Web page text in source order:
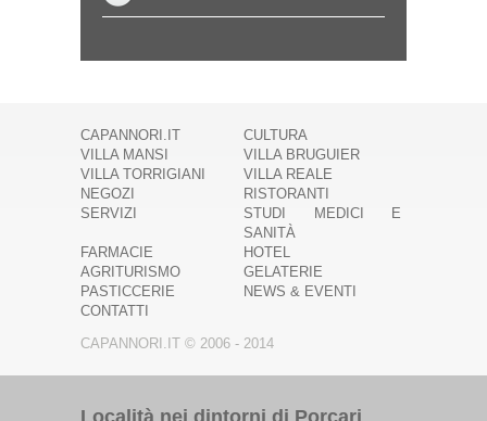
CAPANNORI.IT
CULTURA
VILLA MANSI
VILLA BRUGUIER
VILLA TORRIGIANI
VILLA REALE
NEGOZI
RISTORANTI
SERVIZI
STUDI MEDICI E
SANITÀ
FARMACIE
HOTEL
AGRITURISMO
GELATERIE
PASTICCERIE
NEWS & EVENTI
CONTATTI
CAPANNORI.IT © 2006 - 2014
Località nei dintorni di Porcari